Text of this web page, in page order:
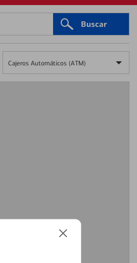
Buscar
Cajeros Automáticos (ATM)